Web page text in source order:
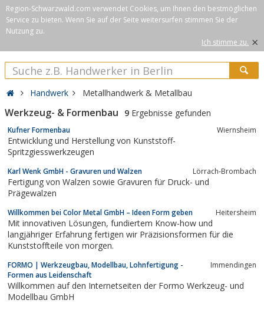
Region-Schwarzwald.com verwendet Cookies, um Ihnen den bestmöglichen
Service zu bieten. Wenn Sie auf der Seite weitersurfen stimmen Sie der
Nutzung zu.
Ich stimme zu. ×
Handwerk Metallhandwerk & Metallbau
Werkzeug- & Formenbau 9 Ergebnisse gefunden
Kufner Formenbau Wiernsheim
Entwicklung und Herstellung von Kunststoff-
Spritzgiesswerkzeugen
Karl Wenk GmbH - Gravuren und Walzen Lörrach-Brombach
Fertigung von Walzen sowie Gravuren für Druck- und
Prägewalzen
Willkommen bei Color Metal GmbH – Ideen Form geben Heitersheim
Mit innovativen Lösungen, fundiertem Know-how und
langjähriger Erfahrung fertigen wir Präzisionsformen für die
Kunststoffteile von morgen.
FORMO | Werkzeugbau, Modellbau, Lohnfertigung -
Formen aus Leidenschaft
Immendingen
Willkommen auf den Internetseiten der Formo Werkzeug- und
Modellbau GmbH